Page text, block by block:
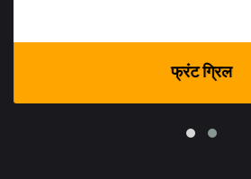
फ्रंट ग्रिल